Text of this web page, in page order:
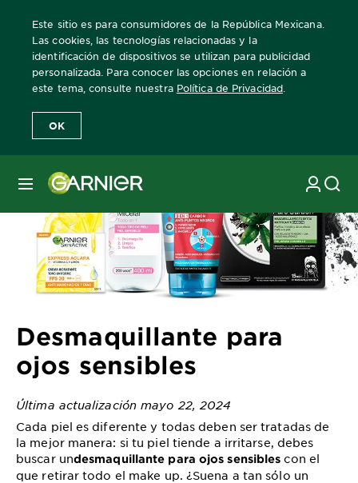
Este sitio es para consumidores de la República Mexicana.
Las cookies, las tecnologías relacionadas y la
identificación de dispositivos se utilizan para publicidad
personalizada. Para conocer las opciones en relación a
este tema, consulte nuestra Política de Privacidad
OK
MENÚ
Home Revista Garnier Consejos sobre el cuidado de la piel
Desmaquillante para
ojos sensibles
Última actualización mayo 22, 2024
Cada piel es diferente y todas deben ser tratadas de
la mejor manera: si tu piel tiende a irritarse, debes
buscar undesmaquillante para ojos sensibles con el
que retirar todo el make up. ¿Suena a tan sólo un